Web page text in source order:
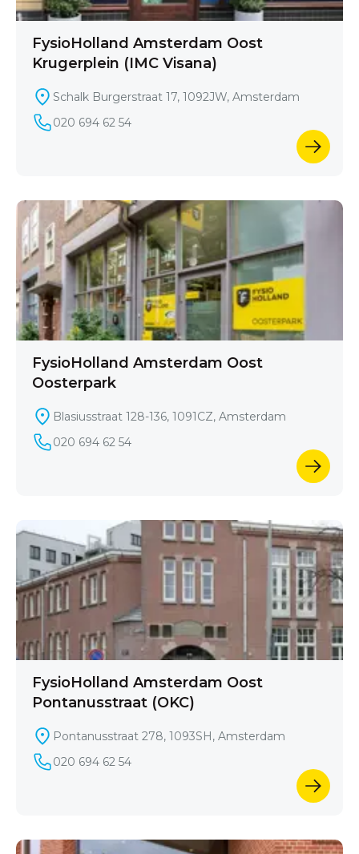
FysioHolland Amsterdam Oost
Krugerplein (IMC Visana)
Schalk Burgerstraat 17, 1092JW, Amsterdam
020 694 62 54
FysioHolland Amsterdam Oost
Oosterpark
Blasiusstraat 128-136, 1091CZ, Amsterdam
020 694 62 54
FysioHolland Amsterdam Oost
Pontanusstraat (OKC)
Pontanusstraat 278, 1093SH, Amsterdam
020 694 62 54